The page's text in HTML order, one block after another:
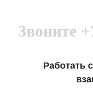
Звоните
Работать